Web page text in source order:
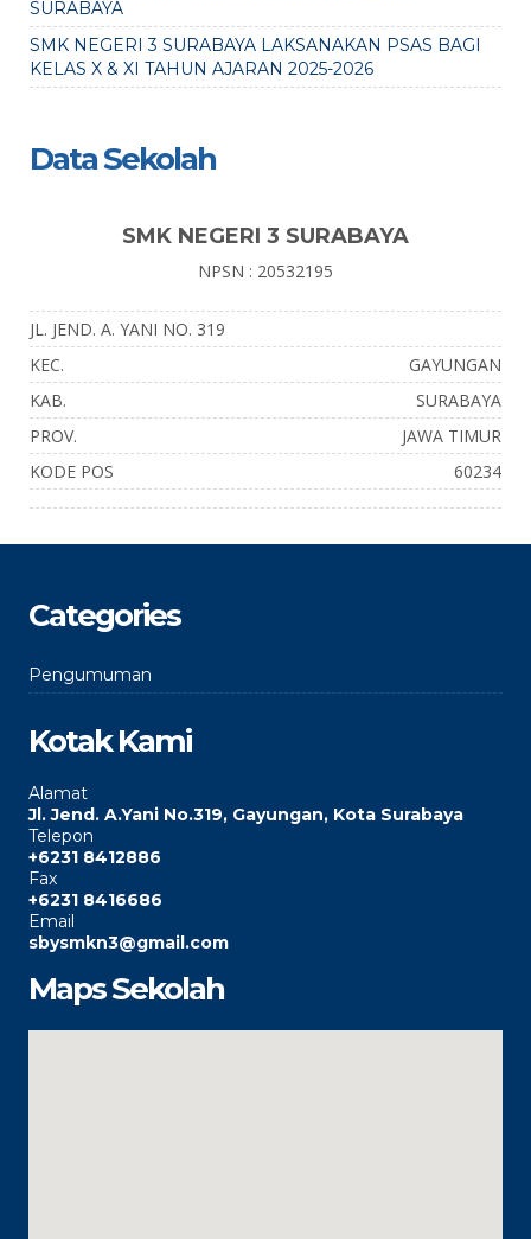
SURABAYA
SMK NEGERI 3 SURABAYA LAKSANAKAN PSAS BAGI
KELAS X & XI TAHUN AJARAN 2025-2026
Data Sekolah
SMK NEGERI 3 SURABAYA
NPSN : 20532195
JL. JEND. A. YANI NO. 319
KEC.
GAYUNGAN
KAB.
SURABAYA
PROV.
JAWA TIMUR
KODE POS
60234
Categories
Pengumuman
Kotak Kami
Alamat
Jl. Jend. A.Yani No.319, Gayungan, Kota Surabaya
Telepon
+6231 8412886
Fax
+6231 8416686
Email
sbysmkn3@gmail.com
Maps Sekolah